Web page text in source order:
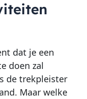
dat je een
doen zal
de trekpleister
Maar welke